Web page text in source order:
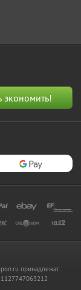
принадлежат